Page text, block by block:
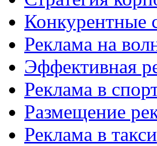
Конкурентные
Реклама на
Эффективная
Реклама в
Размещение
Реклама в такси